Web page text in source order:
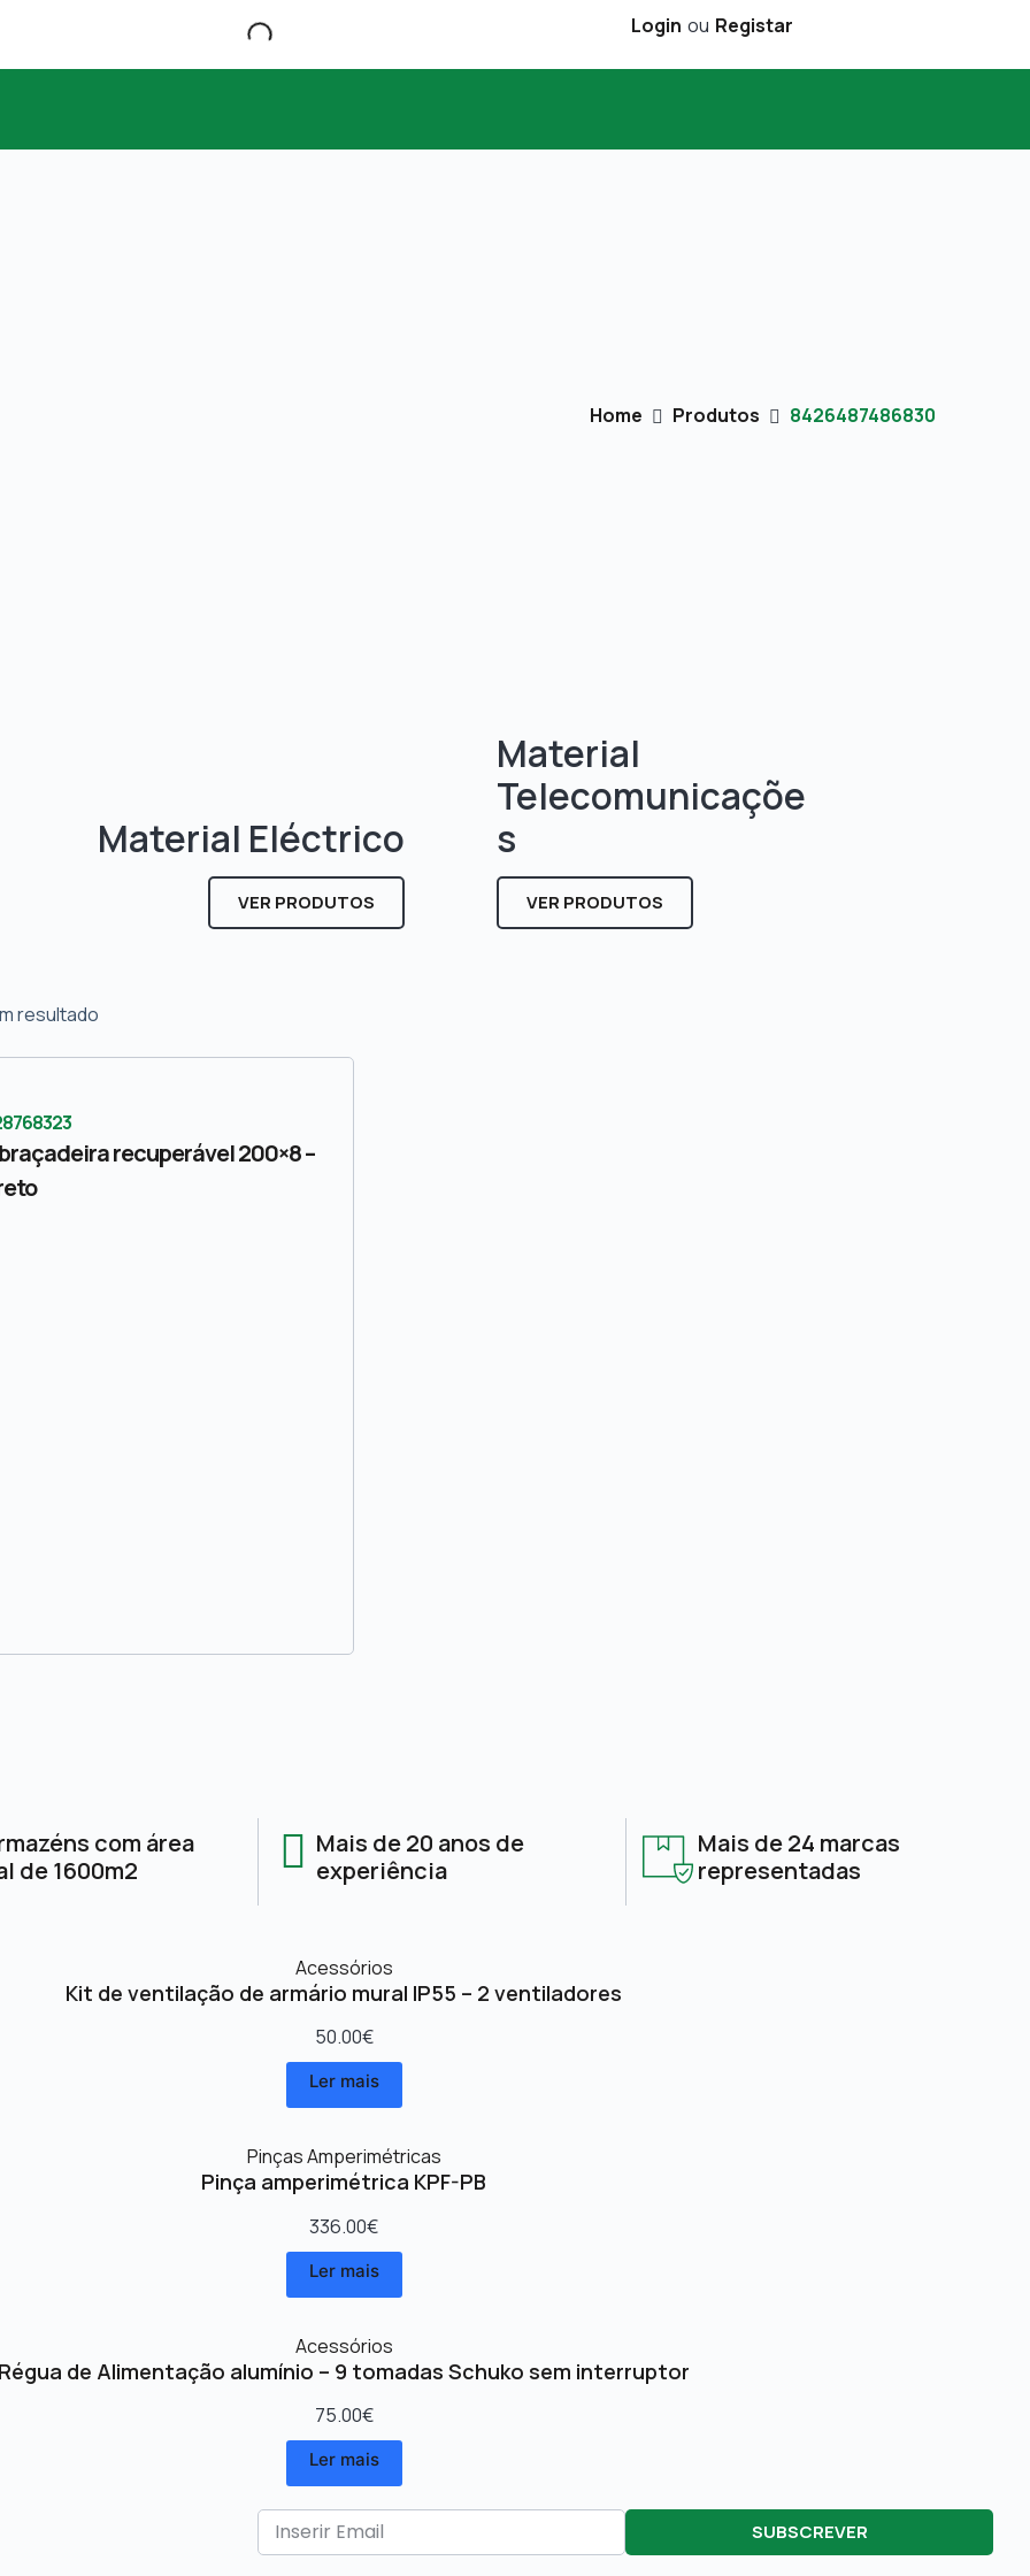
Login ou Registar
Home Produtos 8426487486830
Material Eléctrico
VER PRODUTOS
Material
Telecomunicaçõe
s
VER PRODUTOS
resultado
recuperável 200×8 –
com área
de 1600m2
Mais de 20 anos de
experiência
Mais de 24 marcas
representadas
Acessórios
Kit de ventilação de armário mural IP55 – 2 ventiladores
50.00€
Ler mais
Pinças Amperimétricas
Pinça amperimétrica KPF-PB
336.00€
Ler mais
Acessórios
Régua de Alimentação alumínio – 9 tomadas Schuko sem interruptor
75.00€
Ler mais
SUBSCREVER